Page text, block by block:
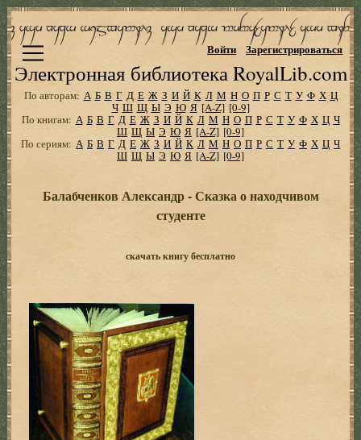
Электронная библиотека RoyalLib.com
Войти Зарегистрироваться
По авторам: А Б В Г Д Е Ж З И Й К Л М Н О П Р С Т У Ф Х Ц
Ч Ш Щ Ы Э Ю Я [A-Z] [0-9]
По книгам: А Б В Г Д Е Ж З И Й К Л М Н О П Р С Т У Ф Х Ц Ч
Ш Щ Ы Э Ю Я [A-Z] [0-9]
По сериям: А Б В Г Д Е Ж З И Й К Л М Н О П Р С Т У Ф Х Ц Ч
Ш Щ Ы Э Ю Я [A-Z] [0-9]
Балабченков Александр - Сказка о находчивом
студенте
скачать книгу бесплатно